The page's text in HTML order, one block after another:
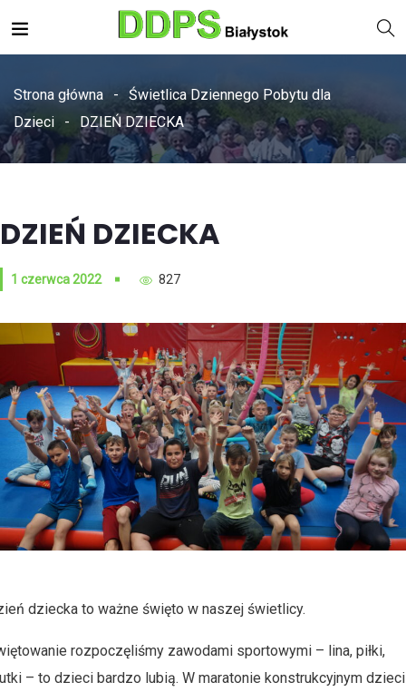
Strona główna
Świetlica Dziennego Pobytu dla
Dzieci
DZIEŃ DZIECKA
DZIEŃ DZIECKA
1 czerwca 2022 827
dziecka to ważne święto w naszej świetlicy.
rozpoczęliśmy zawodami sportowymi – lina, piłki,
– to dzieci bardzo lubią. W maratonie konstrukcyjnym dzieci